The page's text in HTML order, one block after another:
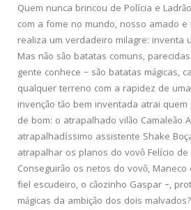
Quem nunca brincou de Polícia e
com a fome no mundo, nosso amado
realiza um verdadeiro milagre: inventa
Mas não são batatas comuns,
gente conhece – são batatas mágicas,
qualquer terreno com a rapidez de
invenção tão bem inventada atrai
de bom: o atrapalhado vilão Camaleão
atrapalhadíssimo assistente Shake
atrapalhar os planos do vovô Felício
Conseguirão os netos do vovô,
fiel escudeiro, o cãozinho Gaspar –,
mágicas da ambição dos dois malvados?